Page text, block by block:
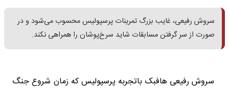
سروش رفیعی، غایب بزرگ تمرینات پرسپولیس محسوب می‌شود و در
صورت از سر گرفتن مسابقات شاید سرخ‌پوشان را همراهی نکند.
سروش رفیعی هافبک باتجربه پرسپولیس که زمان شروع جنگ